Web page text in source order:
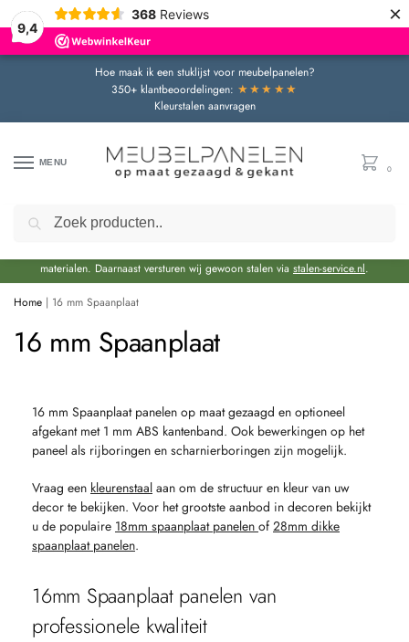
9,4
368 Reviews ×
Hoe maak ik een stuklijst voor meubelpanelen?
350+ klantbeoordelingen: ★★★★★
Kleurstalen aanvragen
MENU
0
Door de bouwvakperiode geldt momenteel een extra levertijd van circa 3 weken
materialen. Daarnaast versturen wij gewoon stalen via stalen-service.nl.
Home | 16 mm Spaanplaat
16 mm Spaanplaat
16 mm Spaanplaat panelen op maat gezaagd en optioneel
afgekant met 1 mm ABS kantenband. Ook bewerkingen op het
paneel als rijboringen en scharnierboringen zijn mogelijk.
Vraag een kleurenstaal aan om de structuur en kleur van uw
decor te bekijken. Voor het grootste aanbod in decoren bekijkt
u de populaire 18mm spaanplaat panelen of 28mm dikke
spaanplaat panelen.
16mm Spaanplaat panelen van
professionele kwaliteit